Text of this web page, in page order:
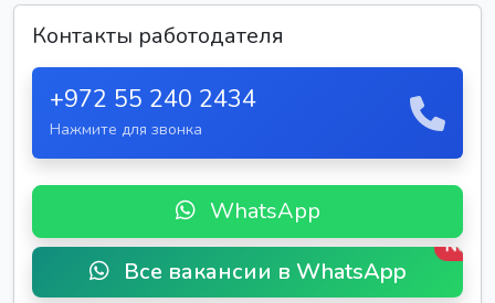
Контакты работодателя
+972 55 240 2434
Нажмите для звонка
WhatsApp
Все вакансии в WhatsApp
New